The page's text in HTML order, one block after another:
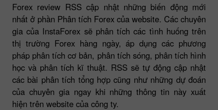
Forex review RSS cập nhật những biến động mới
nhất ở phần Phân tích Forex của website. Các chuyên
gia của InstaForex sẽ phân tích các tình huống trên
thị trường Forex hàng ngày, áp dụng các phương
pháp phân tích cơ bản, phân tích sóng, phân tích hình
học và phân tích kĩ thuật. RSS sẽ tự động cập nhật
các bài phân tích tổng hợp cũng như những dự đoán
của chuyên gia ngay khi những thông tin này xuất
hiện trên website của công ty.